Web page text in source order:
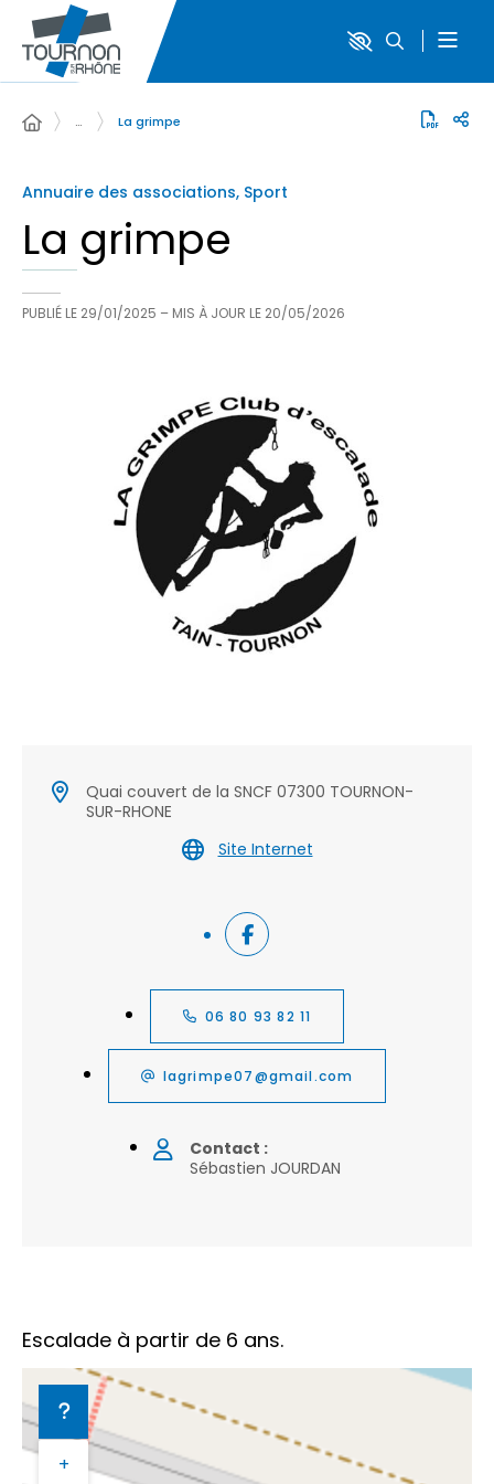
… La grimpe
Annuaire des associations, Sport
La grimpe
PUBLIÉ LE 29/01/2025 – MIS À JOUR LE 20/05/2026
Quai couvert de la SNCF 07300 TOURNON-
SUR-RHONE
Site Internet
06 80 93 82 11
lagrimpe07@gmail.com
Contact :
Sébastien JOURDAN
Escalade à partir de 6 ans.
+